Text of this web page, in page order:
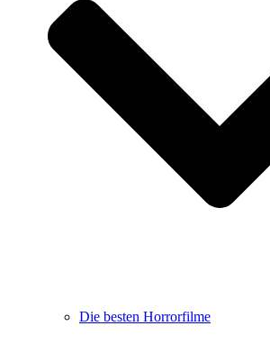
Die besten Horrorfilme